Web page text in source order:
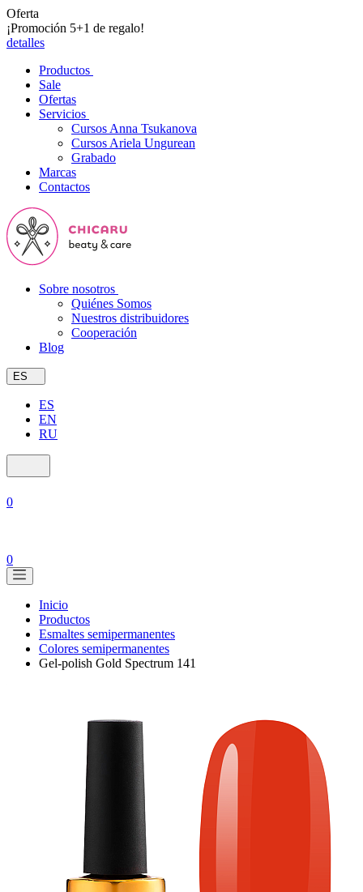
Oferta
¡Promoción 5+1 de regalo!
detalles
Productos
Sale
Ofertas
Servicios
Cursos Anna Tsukanova
Cursos Ariela Ungurean
Grabado
Marcas
Contactos
Sobre nosotros
Quiénes Somos
Nuestros distribuidores
Cooperación
Blog
ES
ES
EN
RU
0
0
Inicio
Productos
Esmaltes semipermanentes
Colores semipermanentes
Gel-polish Gold Spectrum 141